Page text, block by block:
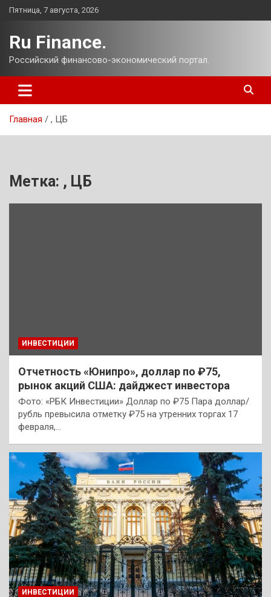
Перейти
Пятница, 7 августа, 2026
Ru Finance.
Российский финансово-экономический портал.
Главная , ЦБ
Метка: , ЦБ
ИНВЕСТИЦИИ
Отчетность «Юнипро», доллар по ₽75,
рынок акций США: дайджест инвестора
Фото: «РБК Инвестиции» Доллар по ₽75 Пара доллар/
рубль превысила отметку ₽75 на утренних торгах 17
февраля,…
ИНВЕСТИЦИИ